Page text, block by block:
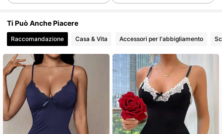
4.87 1.1M Follower
4.87 1.1M Follower
1.1M Follower
Ti Può Anche Piacere
Raccomandazione Casa & Vita Accessori per l'abbigliamento